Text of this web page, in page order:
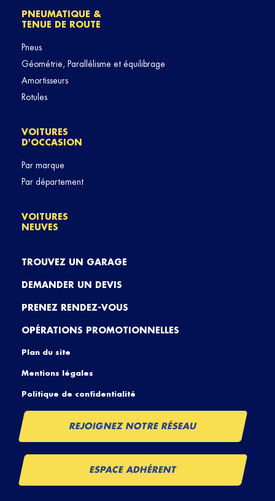
PNEUMATIQUE &
TENUE DE ROUTE
Pneus
Géométrie, Parallélisme et équilibrage
Amortisseurs
Rotules
VOITURES
D'OCCASION
Par marque
Par département
VOITURES
NEUVES
TROUVEZ UN GARAGE
DEMANDER UN DEVIS
PRENEZ RENDEZ-VOUS
OPÉRATIONS PROMOTIONNELLES
Plan du site
Mentions légales
Politique de confidentialité
REJOIGNEZ NOTRE RÉSEAU
ESPACE ADHÉRENT